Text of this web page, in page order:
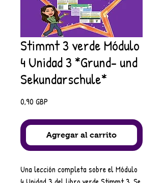
Stimmt 3 verde Módulo
4 Unidad 3 *Grund- und
Sekundarschule*
0,90 GBP
Agregar al carrito
Una lección completa sobre el Módulo